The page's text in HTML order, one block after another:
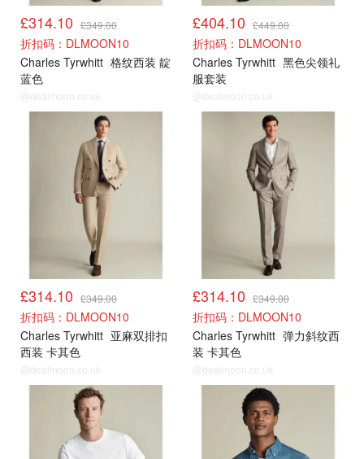
£314.10 £349.00
折扣码：DLMOON10
Charles Tyrwhitt 格纹西装 靛
蓝色
@dealmoon.co.uk
£404.10 £449.00
折扣码：DLMOON10
Charles Tyrwhitt 黑色尖领礼
服套装
@dealmoon.co.uk
£314.10 £349.00
折扣码：DLMOON10
Charles Tyrwhitt 亚麻双排扣
西装 卡其色
@dealmoon.co.uk
£314.10 £349.00
折扣码：DLMOON10
Charles Tyrwhitt 弹力斜纹西
装 卡其色
@dealmoon.co.uk